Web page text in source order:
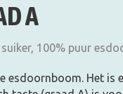
A
100% puur
esdoornboom. Het is